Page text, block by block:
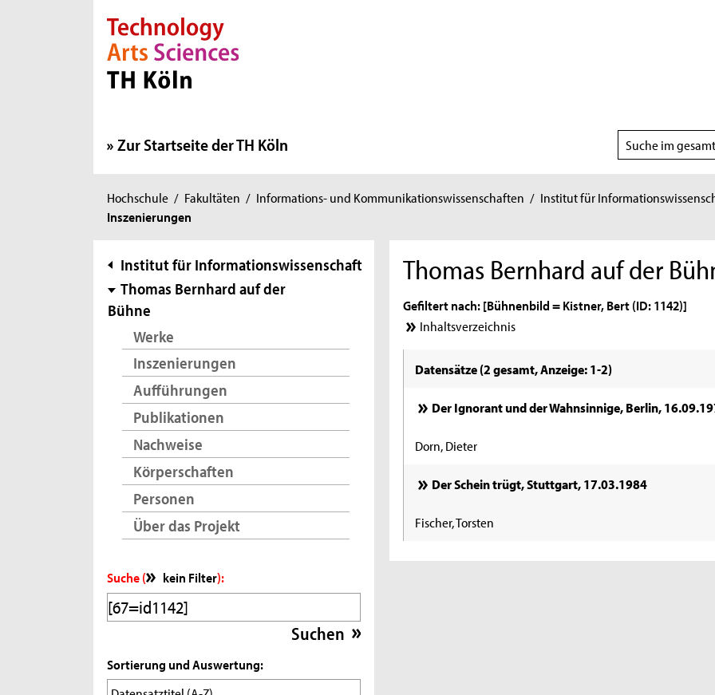
Direkt zur Hauptnavigation
Direkt zur Subnavigation
Direkt zum Inhalt
Direkt zum Fußbereich
Zur Startseite der TH Köln
Suchbereich
wählen
Sie
sind
Hochschule / Fakultäten / Informations- und Kommunikationswissenschaften / Institut für
Inszenierungen
Subnavigation
Institut für Informationswissenschaft
Thomas Bernhard auf der
Bühne
Werke
Inszenierungen
Aufführungen
Publikationen
Nachweise
Körperschaften
Personen
Über das Projekt
Suche ( kein Filter):
Sortierung und Auswertung:
Thomas Bernhard auf der
Gefiltert nach: [Bühnenbild = Kistner, Bert (ID: 1142)]
Inhaltsverzeichnis
Datensätze (2 gesamt, Anzeige: 1-2)
Der Ignorant und der Wahnsinnige, Berlin,
Dorn, Dieter
Der Schein trügt, Stuttgart, 17.03.1984
Fischer, Torsten